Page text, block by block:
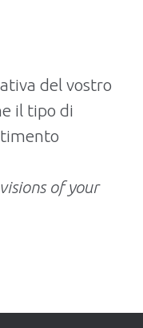
del vostro
il tipo di
of your